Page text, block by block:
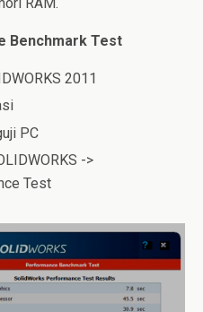
Benchmark Test
2011
PC
->
Test